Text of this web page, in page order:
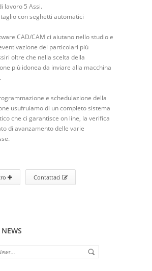
lavoro 5 Assi.
con seghetti automatici
CAD/CAM ci aiutano nello studio e
dei particolari più
oltre che nella scelta della
più idonea da inviare alla macchina
e schedulazione della
usufruiamo di un completo sistema
che ci garantisce on line, la verifica
di avanzamento delle varie
Contattaci